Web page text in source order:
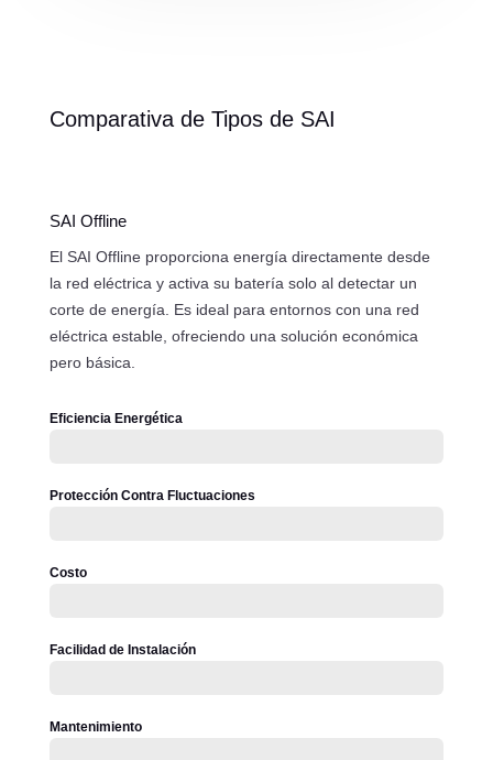
Comparativa de Tipos de SAI
SAI Offline
El SAI Offline proporciona energía directamente desde
la red eléctrica y activa su batería solo al detectar un
corte de energía. Es ideal para entornos con una red
eléctrica estable, ofreciendo una solución económica
pero básica.
Eficiencia Energética
Protección Contra Fluctuaciones
Costo
Facilidad de Instalación
Mantenimiento